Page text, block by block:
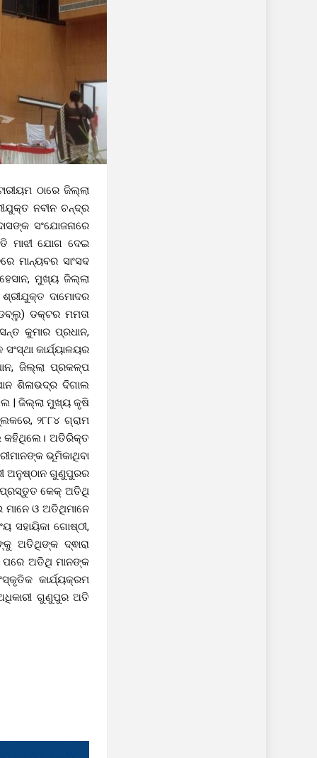
ଠାରେ ଜିଲ୍ଲା
ନବୀନ ଚନ୍ଦ୍ର
ସଂଯୋଜନାରେ
ମାଝୀ ଯୋଗ ଦେଇ
ମାନ୍ୟବର ସାଂସଦ
ମୁଖ୍ୟ ଜିଲ୍ଲା
ଦାମୋଦର
ଡକ୍ଟର ମମତା
କୁମାର ପ୍ରଧାନ,
କାର୍ଯ୍ୟାଳୟର
ଜିଲ୍ଲା ପ୍ରକଳ୍ପ
ଶିଳାଭଦ୍ର ଦିଗାଲ
| ଜିଲ୍ଲା ମୁଖ୍ୟ କୃଷି
୨୮୮୪ ଗ୍ରାମ
କହିଥିଲେ। ଅତିରିକ୍ତ
ଭୂମିକାଥିବା
ଅନୁଷ୍ଠାନ ଗୁଣୁପୁରର
ପ୍ରସ୍ତୁତ କେକ୍ ଅତିଥି
ମାନେ ଓ ଅତିଥିମାନେ
ସହାୟିକା ଗୋଷ୍ଠୀ,
ଅତିଥିଙ୍କ ଦ୍ଵାରା
ପରେ ଅତିଥି ମାନଙ୍କ
କାର୍ଯ୍ୟକ୍ରମ
ଗୁଣୁପୁର ଅତି